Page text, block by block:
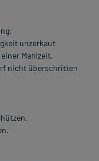
unzerkaut
Mahlzeit.
nicht überschritten